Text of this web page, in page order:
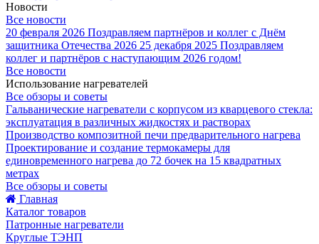
Новости
Все новости
20 февраля 2026 Поздравляем партнёров и коллег с Днём
защитника Отечества 2026 25 декабря 2025 Поздравляем
коллег и партнёров с наступающим 2026 годом!
Все новости
Использование нагревателей
Все обзоры и советы
Гальванические нагреватели с корпусом из кварцевого стекла:
эксплуатация в различных жидкостях и растворах
Производство композитной печи предварительного нагрева
Проектирование и создание термокамеры для
единовременного нагрева до 72 бочек на 15 квадратных
метрах
Все обзоры и советы
Главная
Каталог товаров
Патронные нагреватели
Круглые ТЭНП